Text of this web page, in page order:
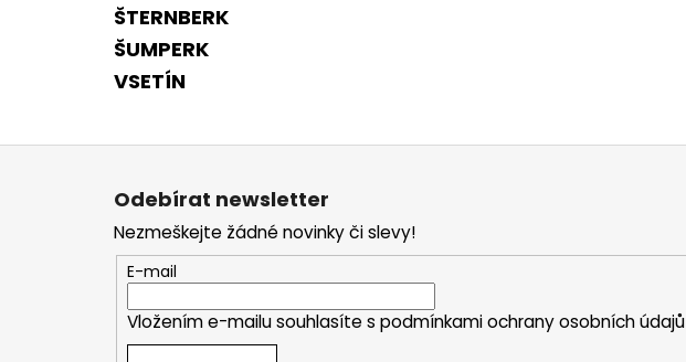
ŠTERNBERK
ŠUMPERK
VSETÍN
Z
Odebírat newsletter
Nezmeškejte žádné novinky či slevy!
E-mail
Vložením e-mailu souhlasíte s podmínkami ochrany osobních údajů